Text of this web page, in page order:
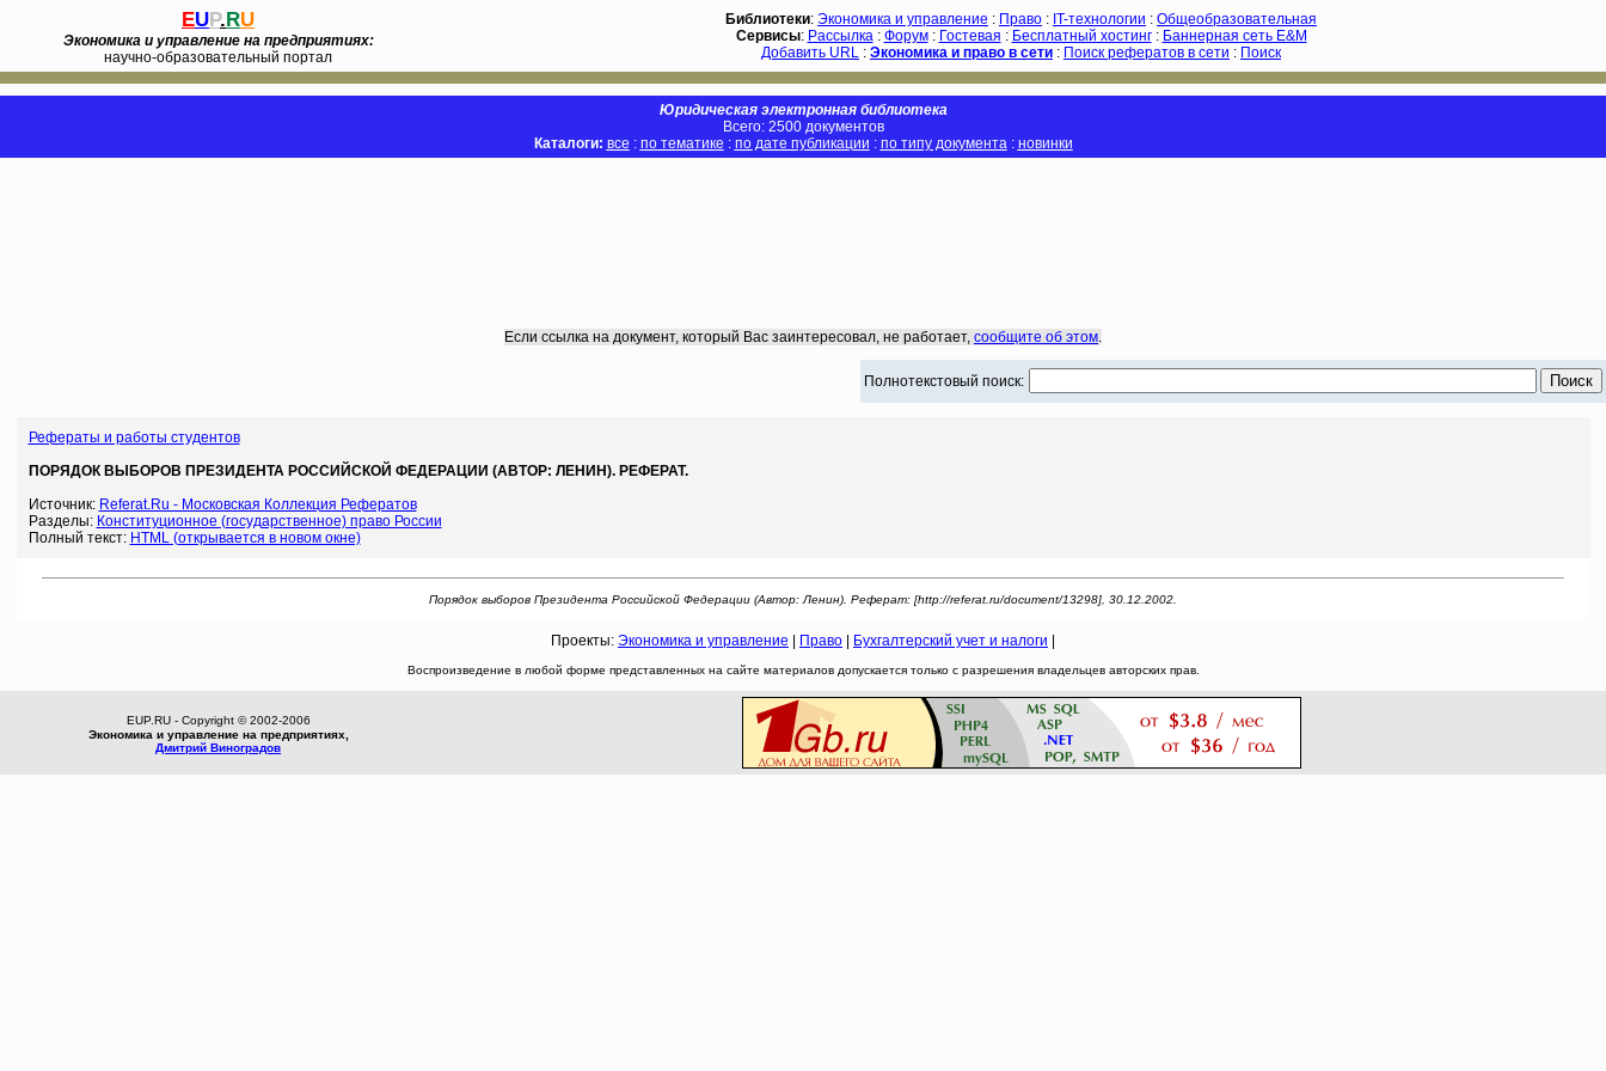
EUP.RU
Экономика и управление на предприятиях:
научно-образовательный портал
Библиотеки: Экономика и управление : Право : IT-технологии : Общеобразовательная
Сервисы: Рассылка: Форум: Гостевая : Бесплатный хостинг: Баннерная сеть E&M
Добавить URL : Экономика и право в сети : Поиск рефератов в сети : Поиск
Юридическая электронная библиотека
Всего: 2500 документов
Каталоги: все : по тематике : по дате публикации : по типу документа: новинки
Если ссылка на документ, который Вас заинтересовал, не работает, сообщите об этом.
Полнотекстовый поиск:
Рефераты и работы студентов
ПОРЯДОК ВЫБОРОВ ПРЕЗИДЕНТА РОССИЙСКОЙ ФЕДЕРАЦИИ (АВТОР: ЛЕНИН). РЕФЕРАТ.
Источник: Referat.Ru - Московская Коллекция Рефератов
Разделы: Конституционное (государственное) право России
Полный текст: HTML (открывается в новом окне)
Порядок выборов Президента Российской Федерации (Автор: Ленин). Реферат: [http://referat.ru/document/13298], 30.12.2002.
Проекты: Экономика и управление Право Бухгалтерский учет и налоги
Воспроизведение в любой форме представленных на сайте материалов допускается только с разрешения владельцев авторских прав.
EUP.RU - Copyright © 2002-2006
Экономика и управление на предприятиях,
Дмитрий Виноградов